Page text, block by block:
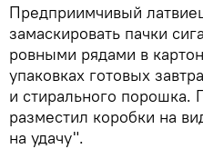
Предприимчивый
замаскировать пачки
ровными рядами в
упаковках готовых
и стирального порошка.
разместил коробки на
на удачу".